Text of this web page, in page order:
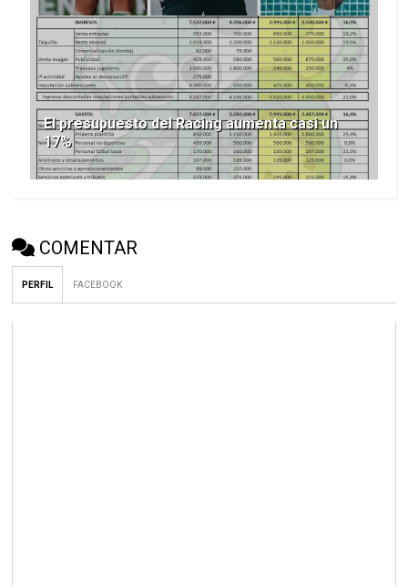
El presupuesto del Racing aumenta casi un
17%
COMENTAR
PERFIL FACEBOOK